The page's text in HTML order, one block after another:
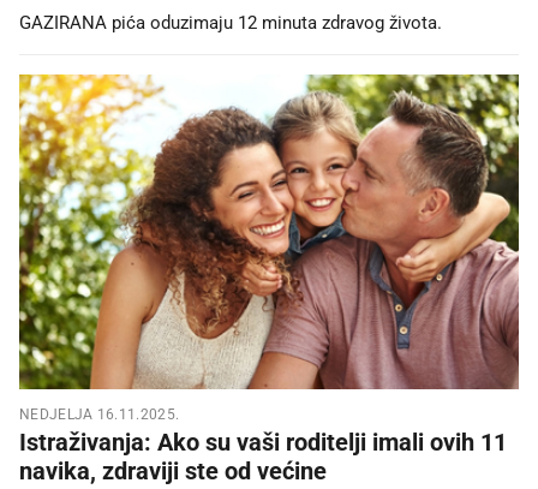
GAZIRANA pića oduzimaju 12 minuta zdravog života.
NEDJELJA 16.11.2025.
Istraživanja: Ako su vaši roditelji imali ovih 11
navika, zdraviji ste od većine